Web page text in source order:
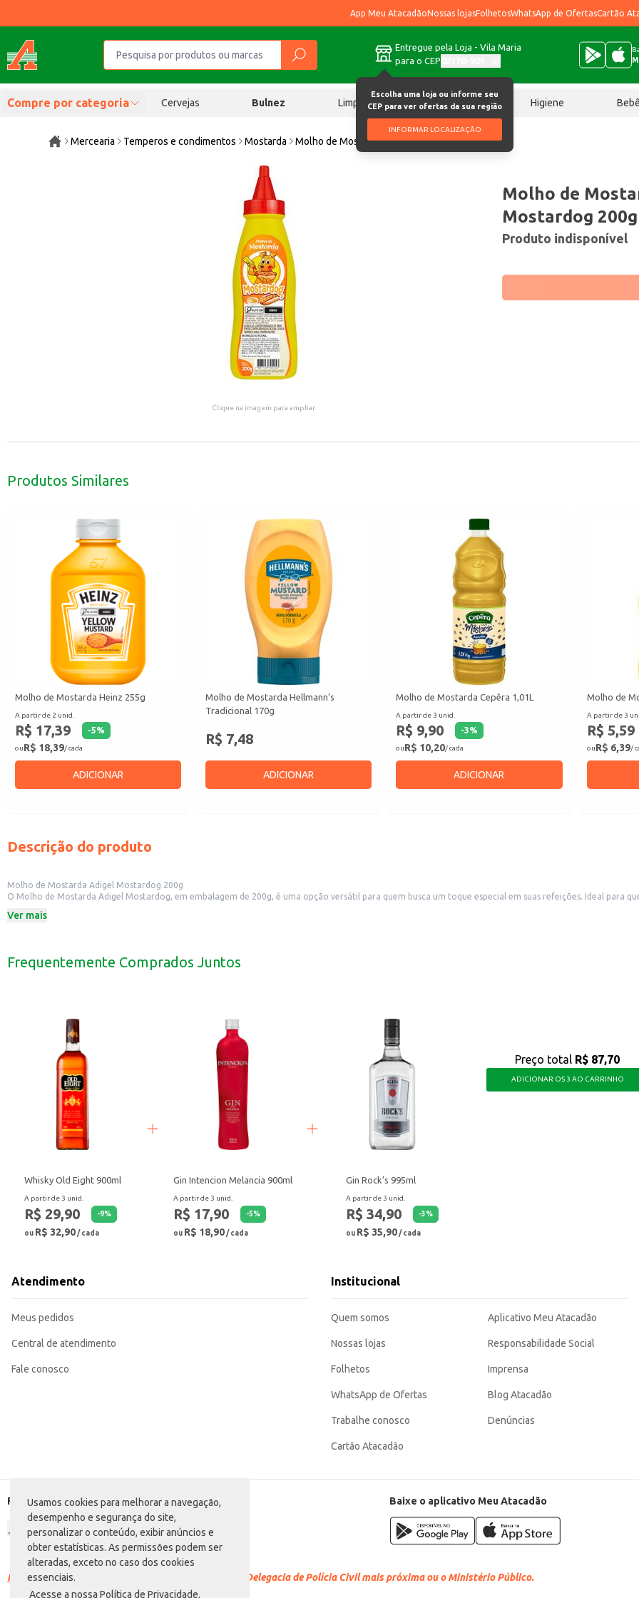
Usamos cookies para melhorar a navegação,
desempenho e segurança do site,
personalizar o conteúdo, exibir anúncios e
obter estatísticas. As permissões podem ser
alteradas, exceto no caso dos cookies
essenciais.
Acesse a nossa Política de Privacidade.
App Meu AtacadãoNossas lojasFolhetosWhatsApp de OfertasCartão
Entregue pela Loja - Vila Maria
para o CEP
Escolha uma loja ou informe seu
CEP para ver ofertas da sua região
INFORMAR LOCALIZAÇÃO
Compre por categoria Cervejas Bulnez Limpeza Chocolates Higiene
Mercearia Temperos e condimentos Mostarda Molho de Mostarda Adigel Mostardog 200g
Clique na imagem para ampliar.
Molho de
Mostardog 200g
Produto indisponível
Produtos Similares
Molho de Mostarda Heinz 255g
A partir de 2 unid.
R$ 17,39 -5%
ouR$ 18,39/ cada
ADICIONAR
Molho de Mostarda Hellmann’s
Tradicional 170g
R$ 7,48
ADICIONAR
Molho de Mostarda Cepêra 1,01L
A partir de 3 unid.
R$ 9,90 -3%
ouR$ 10,20/ cada
ADICIONAR
Molho de
A partir de 3
R$ 5,59
ouR$ 6,39/
Descrição do produto
Molho de Mostarda Adigel Mostardog 200g
O Molho de Mostarda Adigel Mostardog, em embalagem de 200g, é uma opção versátil para quem busca um toque especial em suas refeições. Ideal para
Dicas de Uso:
Pode ser utilizado como ingrediente em molhos e marinadas.
Ver mais
Frequentemente Comprados Juntos
Whisky Old Eight 900ml
A partir de 3 unid.
R$ 29,90 -9%
ou R$ 32,90/ cada
Gin Intencion Melancia 900ml
A partir de 3 unid.
R$ 17,90 -5%
ou R$ 18,90 / cada
Gin Rock's 995ml
A partir de 3 unid.
R$ 34,90 -3%
ou R$ 35,90/ cada
Preço total R$ 87,70
ADICIONAR OS 3 AO CARRINHO
Atendimento
Meus pedidos
Central de atendimento
Fale conosco
Institucional
Quem somos
Nossas lojas
Folhetos
WhatsApp de Ofertas
Trabalhe conosco
Cartão Atacadão
Aplicativo Meu Atacadão
Responsabilidade Social
Imprensa
Blog Atacadão
Denúncias
Formas de pagamento Baixe o aplicativo Meu Atacadão
Racismo é crime. Denuncie. Disque 100 ou procure a Delegacia de Polícia Civil mais próxima ou o Ministério Público.